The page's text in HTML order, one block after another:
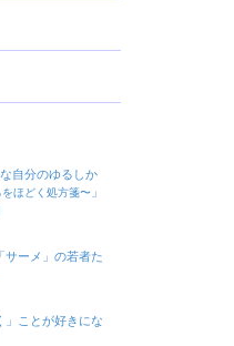
自分のゆるしか
ほどく処方箋〜」
サーメ」の若者た
ことが好きにな